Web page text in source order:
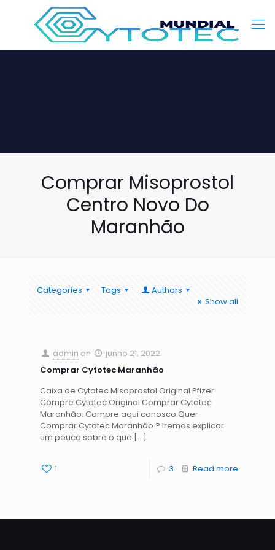
Comprar Misoprostol
Centro Novo Do
Maranhão
Categories Tags
Authors
Show all
admin on
junho 21, 2022
Comprar Cytotec Maranhão
Caixa de Cytotec Misoprostol Original Pfizer
Compre Cytotec Original Comprar Cytotec
Maranhão: Compre aqui conosco Quer
Comprar Cytotec Maranhão ? Iremos explicar
um pouco sobre o que […]
1 3 Read more